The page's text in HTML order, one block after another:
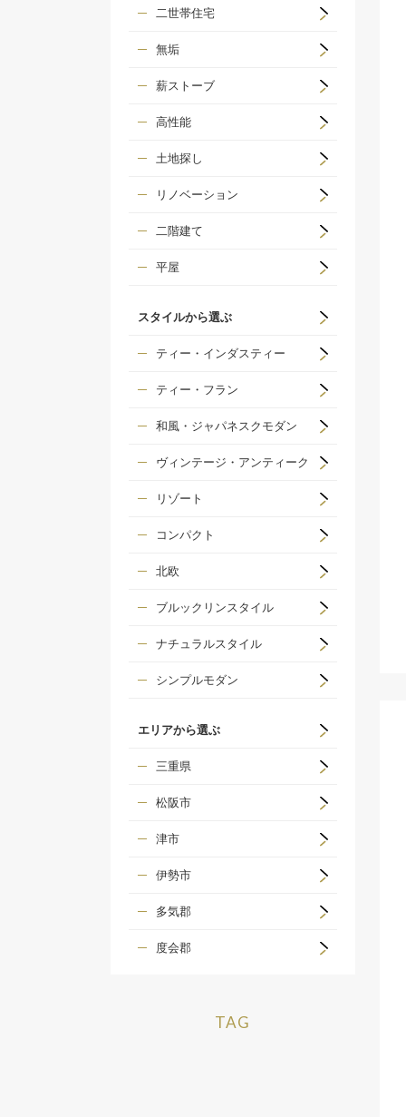
二世帯住宅
無垢
薪ストーブ
高性能
土地探し
リノベーション
二階建て
平屋
スタイルから選ぶ
ティー・インダスティー
ティー・フラン
和風・ジャパネスクモダン
ヴィンテージ・アンティーク
リゾート
コンパクト
北欧
ブルックリンスタイル
ナチュラルスタイル
シンプルモダン
エリアから選ぶ
三重県
松阪市
津市
伊勢市
多気郡
度会郡
TAG